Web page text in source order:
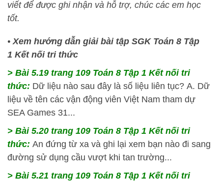
viết để được ghi nhận và hỗ trợ, chúc các em học
tốt.
•Xem hướng dẫn giải bài tập SGK Toán 8 Tập
1 Kết nối tri thức
> Bài 5.19 trang 109 Toán 8 Tập 1 Kết nối tri
thức: Dữ liệu nào sau đây là số liệu liên tục? A. Dữ
liệu về tên các vận động viên Việt Nam tham dự
SEA Games 31...
> Bài 5.20 trang 109 Toán 8 Tập 1 Kết nối tri
thức: An đứng từ xa và ghi lại xem bạn nào đi sang
đường sử dụng cầu vượt khi tan trường...
> Bài 5.21 trang 109 Toán 8 Tập 1 Kết nối tri